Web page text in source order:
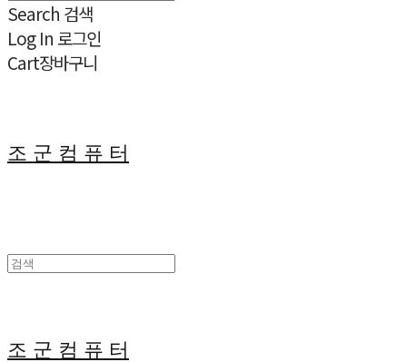
Search 검색
Log In 로그인
Cart장바구니
조 군 컴 퓨 터
조 군 컴 퓨 터